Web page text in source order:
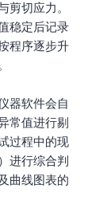
剪切应力。
稳定后记录
程序逐步升
器软件会自
常值进行剔
过程中的现
进行综合判
曲线图表的